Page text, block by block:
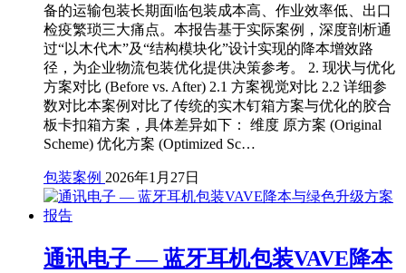
备的运输包装长期面临包装成本高、作业效率低、出口
检疫繁琐三大痛点。本报告基于实际案例，深度剖析通
过“以木代木”及“结构模块化”设计实现的降本增效路
径，为企业物流包装优化提供决策参考。 2. 现状与优化
方案对比 (Before vs. After) 2.1 方案视觉对比 2.2 详细参
数对比本案例对比了传统的实木钉箱方案与优化的胶合
板卡扣箱方案，具体差异如下： 维度 原方案 (Original
Scheme) 优化方案 (Optimized Sc…
包装案例 2026年1月27日
通讯电子 — 蓝牙耳机包装VAVE降本